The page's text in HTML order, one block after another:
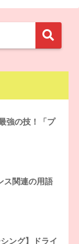
強の技！「プ
ス関連の用語
ング】ドライ